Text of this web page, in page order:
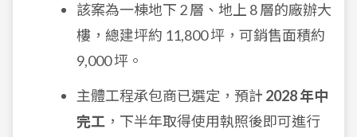
該案為一棟地下 2 層、地上 8 層的廠辦大
樓，總建坪約 11,800 坪，可銷售面積約
9,000 坪。
主體工程承包商已選定，預計 2028 年中
完工 ，下半年取得使用執照後即可進行